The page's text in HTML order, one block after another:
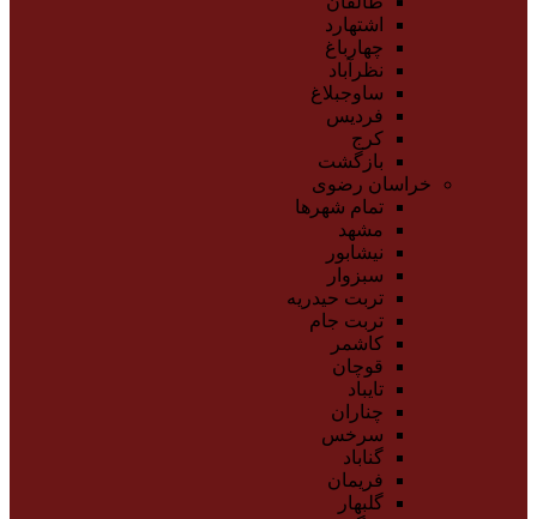
اشتهارد
چهارباغ
نظرآباد
ساوجبلاغ
فردیس
کرج
بازگشت
خراسان رضوی
تمام شهر‌ها
مشهد
نیشابور
سبزوار
تربت حیدریه
تربت جام
کاشمر
قوچان
تایباد
چناران
سرخس
گناباد
فریمان
گلبهار